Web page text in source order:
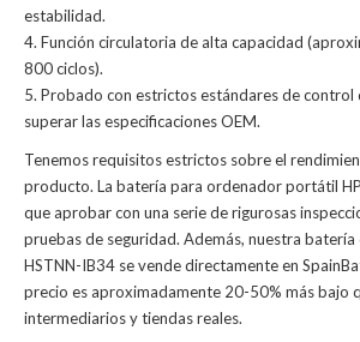
estabilidad.
4. Función circulatoria de alta capacidad
800 ciclos).
5. Probado con estrictos estándares de control
superar las especificaciones OEM.
Tenemos requisitos estrictos sobre el
producto. La batería para ordenador portátil
que aprobar con una serie de rigurosas
pruebas de seguridad. Además, nuestra batería
HSTNN-IB34 se vende directamente en
precio es aproximadamente 20-50% más bajo
intermediarios y tiendas reales.